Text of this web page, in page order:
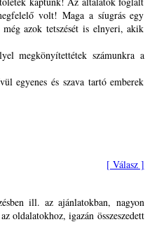
volt! Maga a síugrás egy
még azok tetszését is elnyeri, akik
megkönyítettétek számunkra a
egyenes és szava tartó emberek
[ Válasz ]
ill. az ajánlatokban, nagyon
oldalatokhoz, igazán összeszedett